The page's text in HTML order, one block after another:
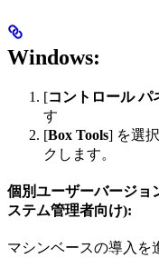
Windows:
[コントロール パ
す
[Box Tools] を選
クします。
個別ユーザーバージョ
ステム管理者向け):
マシンベースの導入を